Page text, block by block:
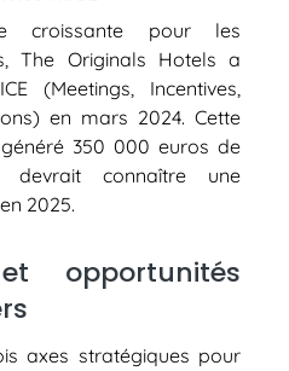
croissante pour les
The Originals Hotels a
(Meetings, Incentives,
en mars 2024. Cette
350 000 euros de
devrait connaître une
2025.
opportunités
axes stratégiques pour